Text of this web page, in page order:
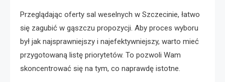
Przeglądając oferty sal weselnych w Szczecinie, łatwo
się zagubić w gąszczu propozycji. Aby proces wyboru
był jak najsprawniejszy i najefektywniejszy, warto mieć
przygotowaną listę priorytetów. To pozwoli Wam
skoncentrować się na tym, co naprawdę istotne.